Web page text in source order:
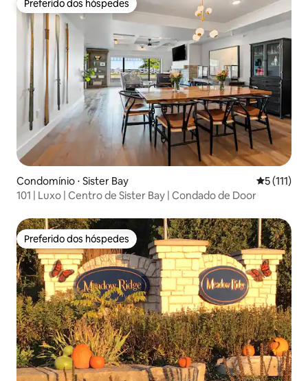
Preferido dos hóspedes
Preferido dos hóspedes
Condomínio ⋅ Sister Bay 5 de uma
5 (111)
101 | Luxo | Centro de Sister Bay | Condado de Door
Preferido dos hóspedes
Preferido dos hóspedes